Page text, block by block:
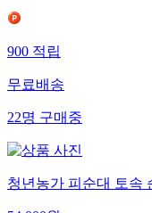
900적립
무료배송
22명구매중
청년농가 피순대 토속